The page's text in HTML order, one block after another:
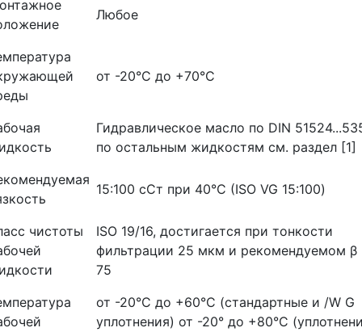
Любое
от -20°С до +70°С
Гидравлическое масло по DIN
по остальным жидкостям см. раздел [1]
15:100 сСт при 40°С (ISO VG 15:100)
чистоты
ISO 19/16, достигается при тонкости
фильтрации 25 мкм и рекомендуемом β
75
от -20°С до +60°С (стандартные и /W G
уплотнения) от -20° до +80°С